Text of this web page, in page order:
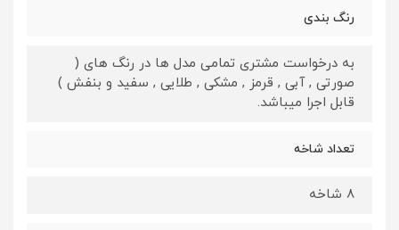
رنگ بندی
به درخواست مشتری تمامی مدل ها در رنگ های (
صورتی , آبی , قرمز , مشکی , طلایی , سفید و بنفش )
قابل اجرا میباشد.
تعداد شاخه
8 شاخه